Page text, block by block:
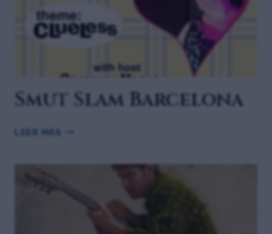
Smut Slam Barcelona
LEER MÁS